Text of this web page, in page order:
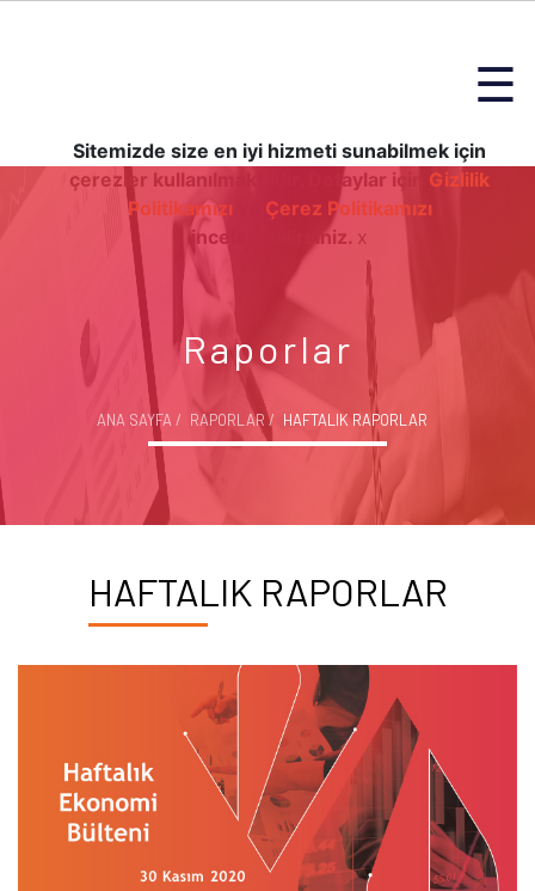
☰
Sitemizde size en iyi hizmeti sunabilmek için
çerezler kullanılmaktadır. Detaylar için Gizlilik
Politikamızı
Çerez Politikamızı
inceleyebilirsiniz. x
Raporlar
ANA SAYFA RAPORLAR HAFTALIK RAPORLAR
HAFTALIK RAPORLAR